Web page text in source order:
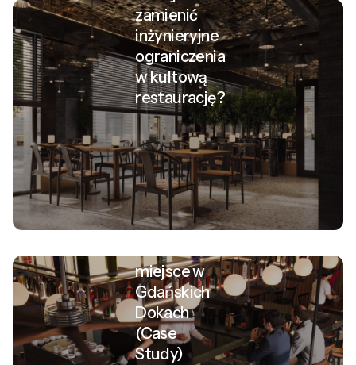
zamienić
inżynieryjne
ograniczenia
w kultową
restaurację?
Projekt
baru „The
Cowboy’s
Bar”: Jak
stworzyć
kultowe
miejsce w
Gdańskich
Dokach
(Case
Study)